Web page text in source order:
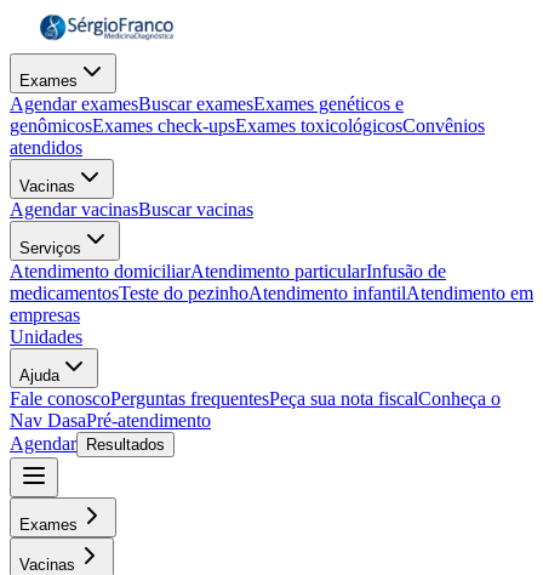
Exames
Agendar examesBuscar examesExames genéticos e
genômicosExames check-upsExames toxicológicosConvênios
atendidos
Vacinas
Agendar vacinasBuscar vacinas
Serviços
Atendimento domiciliarAtendimento particularInfusão de
medicamentosTeste do pezinhoAtendimento infantilAtendimento em
empresas
Unidades
Ajuda
Fale conoscoPerguntas frequentesPeça sua nota fiscalConheça o
Nav DasaPré-atendimento
Agendar
Resultados
Exames
Vacinas